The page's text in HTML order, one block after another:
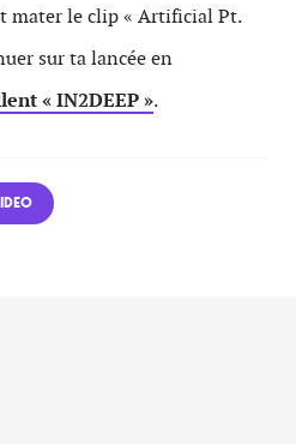
mater le clip « Artificial Pt.
sur ta lancée en
« IN2DEEP ».